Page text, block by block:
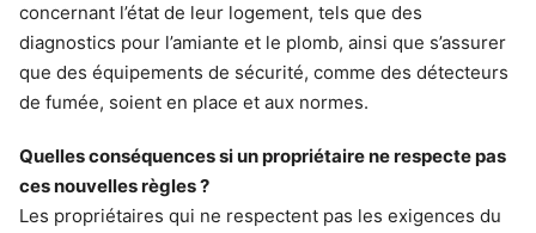
concernant l’état de leur logement, tels que des
diagnostics pour l’amiante et le plomb, ainsi que s’assurer
que des équipements de sécurité, comme des détecteurs
de fumée, soient en place et aux normes.
Quelles conséquences si un propriétaire ne respecte pas
ces nouvelles règles ?
Les propriétaires qui ne respectent pas les exigences du